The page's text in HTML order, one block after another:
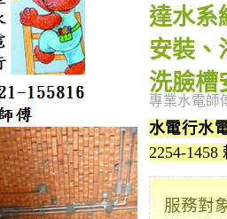
達水系
安裝、
洗臉槽
專業水電師
水電行水
2254-1458
服務對